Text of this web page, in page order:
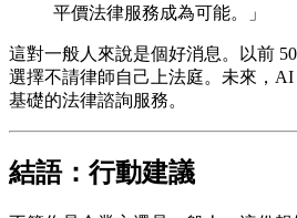
平價法律服務成為可能。」
這對一般人來說是個好消息。以前
選擇不請律師自己上法庭。未來，
基礎的法律諮詢服務。
結語：行動建議